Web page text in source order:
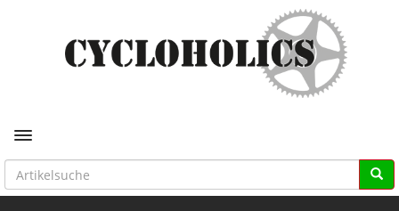
Toggle navigation